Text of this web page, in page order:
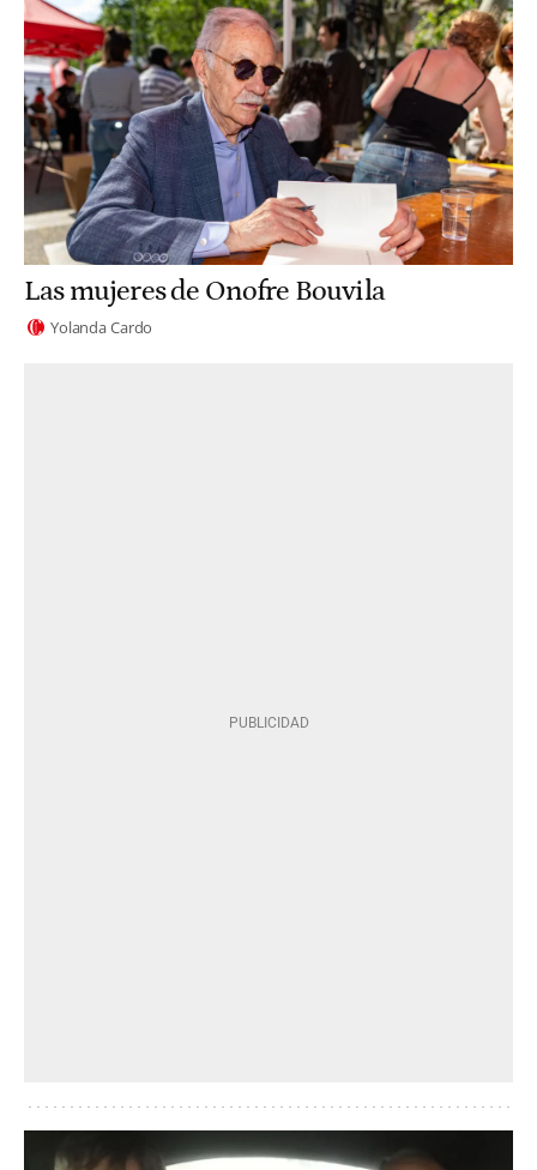
Las mujeres de Onofre Bouvila
Yolanda Cardo